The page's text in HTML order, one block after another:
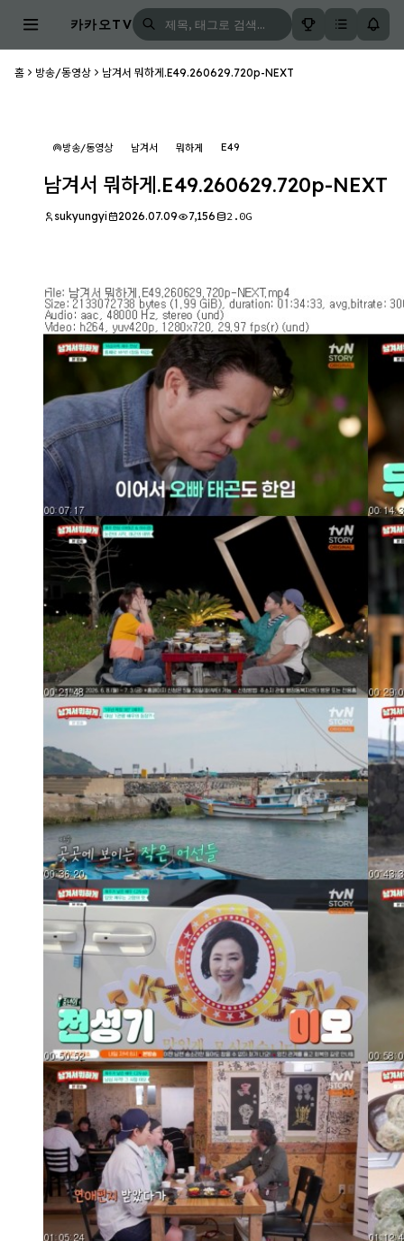
카카오TV
홈 방송/동영상 남겨서 뭐하게.E49.260629.720p-NEXT
방송/동영상 남겨서 뭐하게 E49
남겨서 뭐하게.E49.260629.720p-NEXT
sukyungyi 2026.07.09 7,156 2.0G